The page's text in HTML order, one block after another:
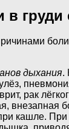
груди
боли
дыхания.
рак
внезапная
кашле. При